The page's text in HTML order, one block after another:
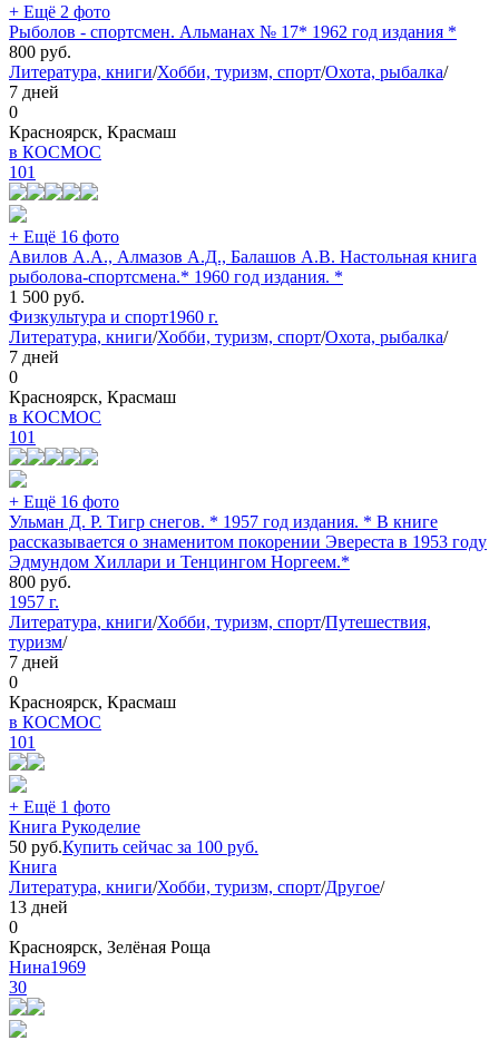
+ Ещё 2 фото
Рыболов - спортсмен. Альманах № 17* 1962 год издания *
800 руб.
Литература, книги/Хобби, туризм, спорт/Охота, рыбалка/
7 дней
0
Красноярск, Красмаш
в КОСМОС
101
+ Ещё 16 фото
Авилов А.А., Алмазов А.Д., Балашов А.В. Настольная книга
рыболова-спортсмена.* 1960 год издания. *
1 500 руб.
Физкультура и спорт1960 г.
Литература, книги/Хобби, туризм, спорт/Охота, рыбалка/
7 дней
0
Красноярск, Красмаш
в КОСМОС
101
+ Ещё 16 фото
Ульман Д. Р. Тигр снегов. * 1957 год издания. * В книге
рассказывается о знаменитом покорении Эвереста в 1953 году
Эдмундом Хиллари и Тенцингом Норгеем.*
800 руб.
1957 г.
Литература, книги/Хобби, туризм, спорт/Путешествия,
туризм/
7 дней
0
Красноярск, Красмаш
в КОСМОС
101
+ Ещё 1 фото
Книга Рукоделие
50 руб.Купить сейчас за 100 руб.
Книга
Литература, книги/Хобби, туризм, спорт/Другое/
13 дней
0
Красноярск, Зелёная Роща
Нина1969
30